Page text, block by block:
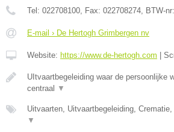
Tel: 022708100 , Fax: 022708274 , BTW-nr:
E-mail › De Hertogh Grimbergen nv
Website: https://www.de-hertogh.com
UItvaartbegeleiding waar de persoonlijke
centraal
▼
Uitvaarten, Uitvaartbegeleiding,
▼